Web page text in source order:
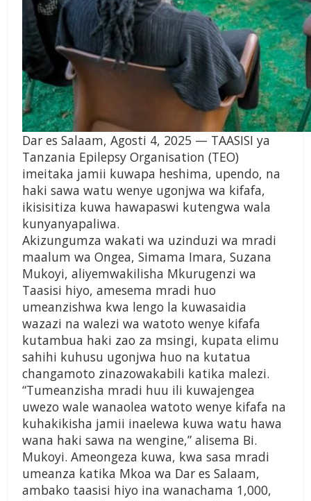
Dar es Salaam, Agosti 4, 2025 — TAASISI ya
Tanzania Epilepsy Organisation (TEO)
imeitaka jamii kuwapa heshima, upendo, na
haki sawa watu wenye ugonjwa wa kifafa,
ikisisitiza kuwa hawapaswi kutengwa wala
kunyanyapaliwa.
Akizungumza wakati wa uzinduzi wa mradi
maalum wa Ongea, Simama Imara, Suzana
Mukoyi, aliyemwakilisha Mkurugenzi wa
Taasisi hiyo, amesema mradi huo
umeanzishwa kwa lengo la kuwasaidia
wazazi na walezi wa watoto wenye kifafa
kutambua haki zao za msingi, kupata elimu
sahihi kuhusu ugonjwa huo na kutatua
changamoto zinazowakabili katika malezi.
“Tumeanzisha mradi huu ili kuwajengea
uwezo wale wanaolea watoto wenye kifafa na
kuhakikisha jamii inaelewa kuwa watu hawa
wana haki sawa na wengine,” alisema Bi.
Mukoyi. Ameongeza kuwa, kwa sasa mradi
umeanza katika Mkoa wa Dar es Salaam,
ambako taasisi hiyo ina wanachama 1,000,